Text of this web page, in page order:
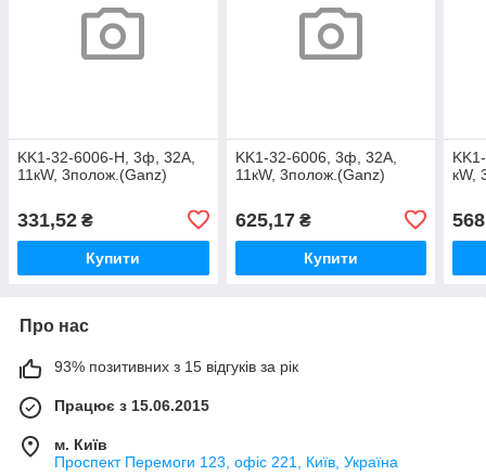
KK1-32-6006-Н, 3ф, 32А,
11кW, 3полож.(Ganz)
331,52 ₴
Купити
KK1-32-6006, 3ф, 32А,
11кW, 3полож.(Ganz)
625,17₴
Купити
кW,
Про нас
93% позитивних з 15 відгуків за рік
Працює з 15.06.2015
м. Київ
Проспект Перемоги 123, офіс 221, Київ, Україна